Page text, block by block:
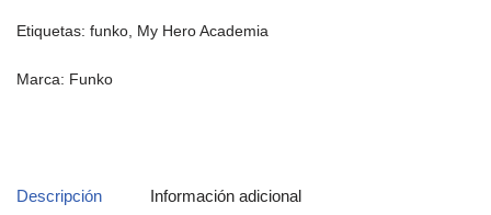
Etiquetas: funko My Hero Academia
Marca: Funko
Descripción Información adicional